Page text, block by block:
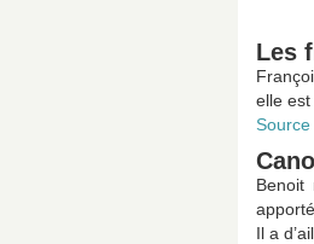
Les
elle est
Source
Il a